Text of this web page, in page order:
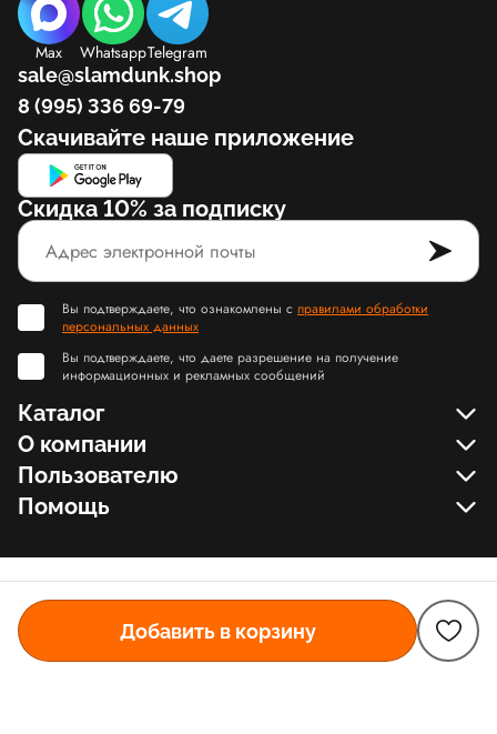
Добавить в корзину
Max WhatsappTelegram
sale@slamdunk.shop
8 (995) 336 69-79
Скачивайте наше приложение
Скидка 10% за подписку
Вы подтверждаете, что ознакомлены с правилами обработки
персональных данных
Вы подтверждаете, что даете разрешение на получение
информационных и рекламных сообщений
Каталог
О компании
Пользователю
Помощь
© Slamdunk.Shop, 2017-2026
Карта сайта Slamdunk